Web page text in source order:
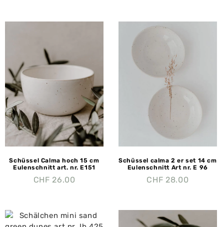
Schüssel Calma hoch 15 cm
Eulenschnitt art. nr. E151
CHF 26.00
Schüssel calma 2 er set 14 cm
Eulenschnitt Art nr. E 96
CHF 28.00